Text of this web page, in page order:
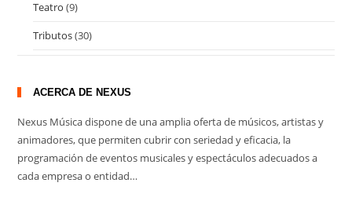
Teatro (9)
Tributos(30)
ACERCA DE NEXUS
Nexus Música dispone de una amplia oferta de músicos, artistas y
animadores, que permiten cubrir con seriedad y eficacia, la
programación de eventos musicales y espectáculos adecuados a
cada empresa o entidad…